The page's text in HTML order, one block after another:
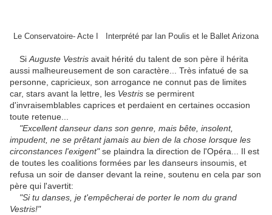
Le Conservatoire- Acte I Interprété par Ian Poulis et le Ballet Arizona
Si Auguste Vestris avait hérité du talent de son père il hérita
aussi malheureusement de son caractère... Très infatué de sa
personne, capricieux, son arrogance ne connut pas de limites
car, stars avant la lettre, les Vestris se permirent
d'invraisemblables caprices et perdaient en certaines occasion
toute retenue...
"Excellent danseur dans son genre, mais bête, insolent,
impudent, ne se prêtant jamais au bien de la chose lorsque les
circonstances l'exigent"se plaindra la direction de l'Opéra... Il est
de toutes les coalitions formées par les danseurs insoumis, et
refusa un soir de danser devant la reine, soutenu en cela par son
père qui l'avertit:
"Si tu danses, je t'empêcherai de porter le nom du grand
Vestris!"